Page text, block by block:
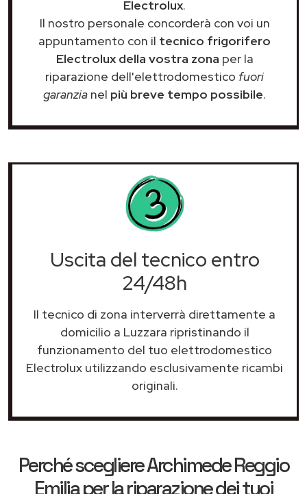
Electrolux.
Il nostro personale concorderà con voi un
appuntamento con il tecnico frigorifero
Electrolux della vostra zona per la
riparazione dell'elettrodomestico fuori
garanzia nel più breve tempo possibile.
Uscita del tecnico entro
24/48h
Il tecnico di zona interverrà direttamente a
domicilio a Luzzara ripristinando il
funzionamento del tuo elettrodomestico
Electrolux utilizzando esclusivamente ricambi
originali.
Perché scegliereArchimede Reggio
Emiliaper la riparazione dei tuoi